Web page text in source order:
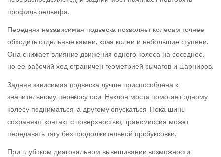
профиль рельефа.
Передняя независимая подвеска позволяет колесам точнее
обходить отдельные камни, края колеи и небольшие ступени.
Она снижает влияние движения одного колеса на соседнее,
но ее рабочий ход ограничен геометрией рычагов и шарниров.
Задняя зависимая подвеска лучше приспособлена к
значительному перекосу оси. Наклон моста помогает одному
колесу подниматься, а другому опускаться. Пока шины
сохраняют контакт с поверхностью, трансмиссия может
передавать тягу без продолжительной пробуксовки.
При глубоком диагональном вывешивании возможности